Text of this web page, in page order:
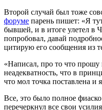
Второй случай был тоже
форуме парень пишет: «Я
бывшей, и в итоге улетел в
попробовал, давай
цитирую его сообщения из
«Написал, про то что
неадекватность, что в
что мол точка поставлена и
Все, это было полное
перечеркнул все свои